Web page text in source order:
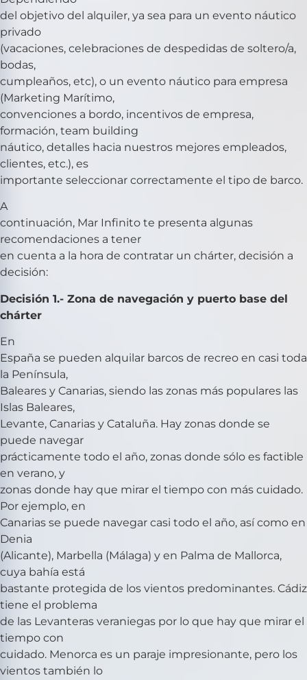
del objetivo del alquiler, ya sea para un evento náutico
privado
(vacaciones, celebraciones de despedidas de soltero/a,
bodas,
cumpleaños, etc), o un evento náutico para empresa
(Marketing Marítimo,
convenciones a bordo, incentivos de empresa,
formación, team building
náutico, detalles hacia nuestros mejores empleados,
clientes, etc.), es
importante seleccionar correctamente el tipo de barco.
A
continuación, Mar Infinito te presenta algunas
recomendaciones a tener
en cuenta a la hora de contratar un chárter, decisión a
decisión:
Decisión 1.- Zona de navegación y puerto base del
chárter
En
España se pueden alquilar barcos de recreo en casi toda
la Península,
Baleares y Canarias, siendo las zonas más populares las
Islas Baleares,
Levante, Canarias y Cataluña. Hay zonas donde se
puede navegar
prácticamente todo el año, zonas donde sólo es factible
en verano, y
zonas donde hay que mirar el tiempo con más cuidado.
Por ejemplo, en
Canarias se puede navegar casi todo el año, así como en
Denia
(Alicante), Marbella (Málaga) y en Palma de Mallorca,
cuya bahía está
bastante protegida de los vientos predominantes. Cádiz
tiene el problema
de las Levanteras veraniegas por lo que hay que mirar el
tiempo con
cuidado. Menorca es un paraje impresionante, pero los
vientos también lo